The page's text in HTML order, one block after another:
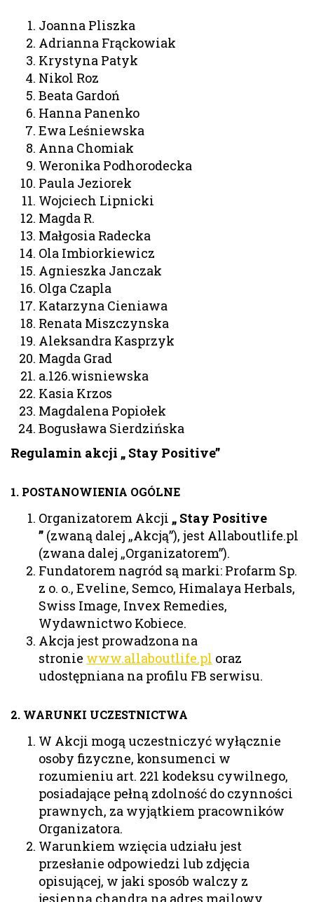
Joanna Pliszka
Adrianna Frąckowiak
Krystyna Patyk
Nikol Roz
Beata Gardoń
Hanna Panenko
Ewa Leśniewska
Anna Chomiak
Weronika Podhorodecka
Paula Jeziorek
Wojciech Lipnicki
Magda R.
Małgosia Radecka
Ola Imbiorkiewicz
Agnieszka Janczak
Olga Czapla
Katarzyna Cieniawa
Renata Miszczynska
Aleksandra Kasprzyk
Magda Grad
a.126.wisniewska
Kasia Krzos
Magdalena Popiołek
Bogusława Sierdzińska
Regulamin akcji „ Stay Positive”
1. POSTANOWIENIA OGÓLNE
Organizatorem Akcji „ Stay Positive
” (zwaną dalej „Akcją”), jest Allaboutlife.pl
(zwana dalej „Organizatorem”).
Fundatorem nagród są marki: Profarm Sp.
z o. o., Eveline, Semco, Himalaya Herbals,
Swiss Image, Invex Remedies,
Wydawnictwo Kobiece.
Akcja jest prowadzona na
stronie www.allaboutlife.pl oraz
udostępniana na profilu FB serwisu.
2. WARUNKI UCZESTNICTWA
W Akcji mogą uczestniczyć wyłącznie
osoby fizyczne, konsumenci w
rozumieniu art. 221 kodeksu cywilnego,
posiadające pełną zdolność do czynności
prawnych, za wyjątkiem pracowników
Organizatora.
Warunkiem wzięcia udziału jest
przesłanie odpowiedzi lub zdjęcia
opisującej, w jaki sposób walczy z